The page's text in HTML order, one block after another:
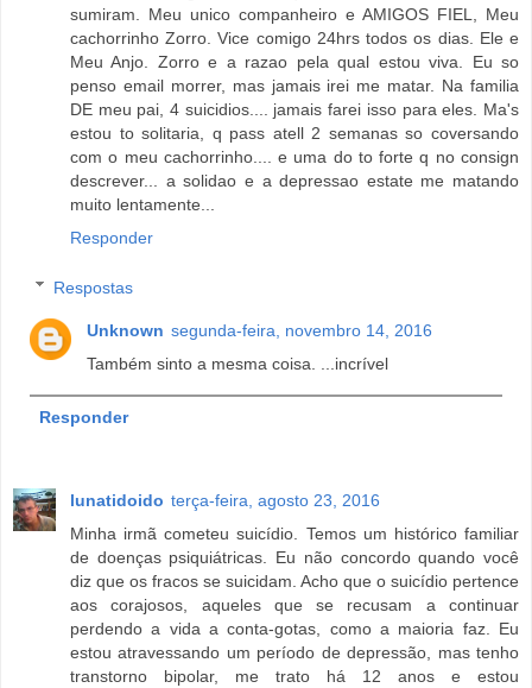
sumiram. Meu unico companheiro e AMIGOS FIEL, Meu
cachorrinho Zorro. Vice comigo 24hrs todos os dias. Ele e
Meu Anjo. Zorro e a razao pela qual estou viva. Eu so
penso email morrer, mas jamais irei me matar. Na familia
DE meu pai, 4 suicidios.... jamais farei isso para eles. Ma's
estou to solitaria, q pass atell 2 semanas so coversando
com o meu cachorrinho.... e uma do to forte q no consign
descrever... a solidao e a depressao estate me matando
muito lentamente...
Responder
Respostas
Unknown segunda-feira, novembro 14, 2016
Também sinto a mesma coisa. ...incrível
Responder
lunatidoido terça-feira, agosto 23, 2016
Minha irmã cometeu suicídio. Temos um histórico familiar
de doenças psiquiátricas. Eu não concordo quando você
diz que os fracos se suicidam. Acho que o suicídio pertence
aos corajosos, aqueles que se recusam a continuar
perdendo a vida a conta-gotas, como a maioria faz. Eu
estou atravessando um período de depressão, mas tenho
transtorno bipolar, me trato há 12 anos e estou